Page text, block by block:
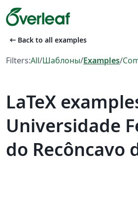
arrow_left_alt Back to all examples
Filters:All/Шаблоны/Examples/
LaTeX
Universidade
do Recôncavo